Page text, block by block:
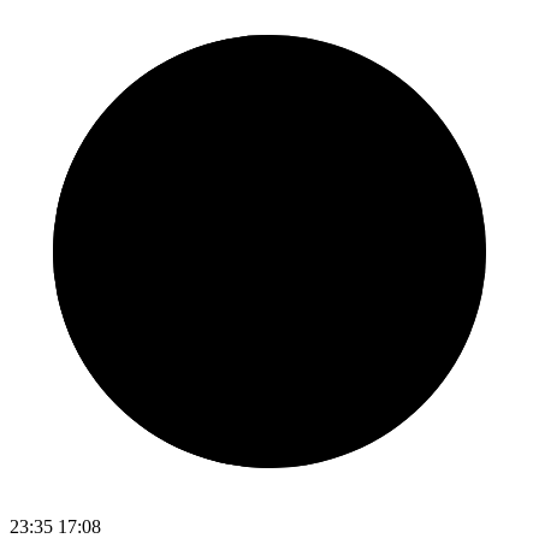
23:35 17:08